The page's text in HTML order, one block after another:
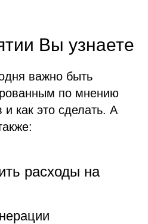
Вы узнаете
важно быть
по мнению
как это сделать. А
расходы на